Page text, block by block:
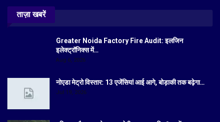
ताज़ा खबरें
Greater Noida Factory Fire Audit: इलजिन
इलेक्ट्रॉनिक्स में…
Aug 6, 2026
नोएडा मेट्रो विस्तार: 13 एजेंसियां आई आगे, बोड़ाकी तक बढ़ेगा…
Jul 19, 2026